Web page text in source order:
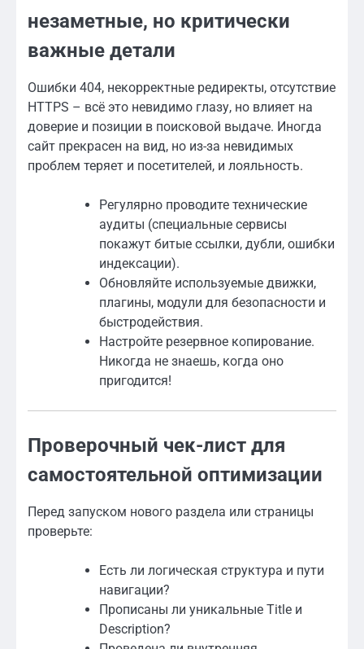
незаметные, но критически
важные детали
Ошибки 404, некорректные редиректы, отсутствие
HTTPS – всё это невидимо глазу, но влияет на
доверие и позиции в поисковой выдаче. Иногда
сайт прекрасен на вид, но из-за невидимых
проблем теряет и посетителей, и лояльность.
Регулярно проводите технические
аудиты (специальные сервисы
покажут битые ссылки, дубли, ошибки
индексации).
Обновляйте используемые движки,
плагины, модули для безопасности и
быстродействия.
Настройте резервное копирование.
Никогда не знаешь, когда оно
пригодится!
Проверочный чек-лист для
самостоятельной оптимизации
Перед запуском нового раздела или страницы
проверьте:
Есть ли логическая структура и пути
навигации?
Прописаны ли уникальные Title и
Description?